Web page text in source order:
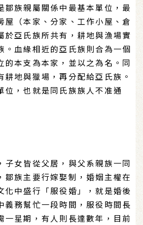
鄒族親屬關係中最基本單位，最
屋（本家、分家、工作小屋、倉
於亞氏族所共有，耕地與漁場實
。血緣相近的亞氏族則合為一個
的本支為本家，並以之為名。同
耕地與獵場，再分配給亞氏族。
位，也就是同氏族族人不准通
子女皆從父居，與父系親族一同
鄒族主要行嫁娶制，婚姻主權在
化中盛行「服役婚」，就是婚後
義務幫忙一段時間，服役時間長
一星期，有人則長達數年，目前